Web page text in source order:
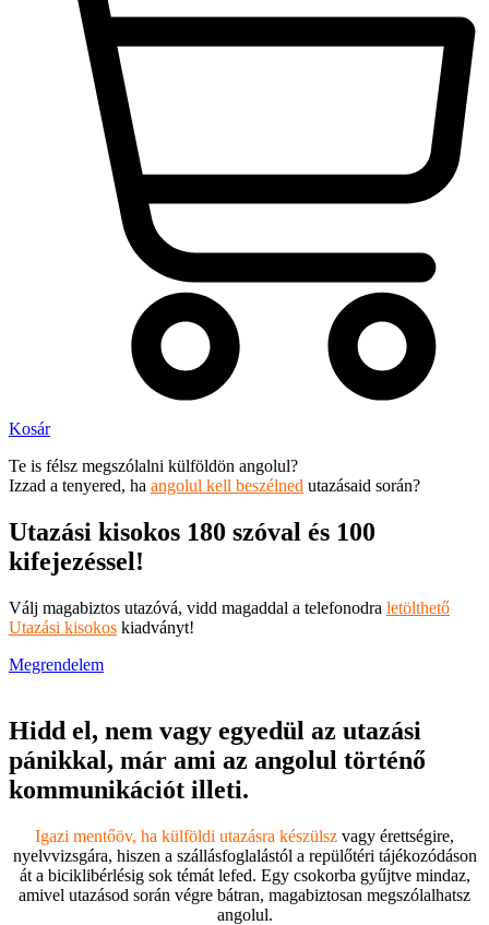
Kosár
Te is félsz megszólalni külföldön angolul?
Izzad a tenyered, ha angolul kell beszélned utazásaid során?
Utazási kisokos 180 szóval és 100
kifejezéssel!
Válj magabiztos utazóvá, vidd magaddal a telefonodra letölthető
Utazási kisokos kiadványt!
Megrendelem
Hidd el, nem vagy egyedül az utazási
pánikkal, már ami az angolul történő
kommunikációt illeti.
Igazi mentőöv, ha külföldi utazásra készülsz vagy érettségire,
nyelvvizsgára, hiszen a szállásfoglalástól a repülőtéri tájékozódáson
át a biciklibérlésig sok témát lefed. Egy csokorba gyűjtve mindaz,
amivel utazásod során végre bátran, magabiztosan megszólalhatsz
angolul.